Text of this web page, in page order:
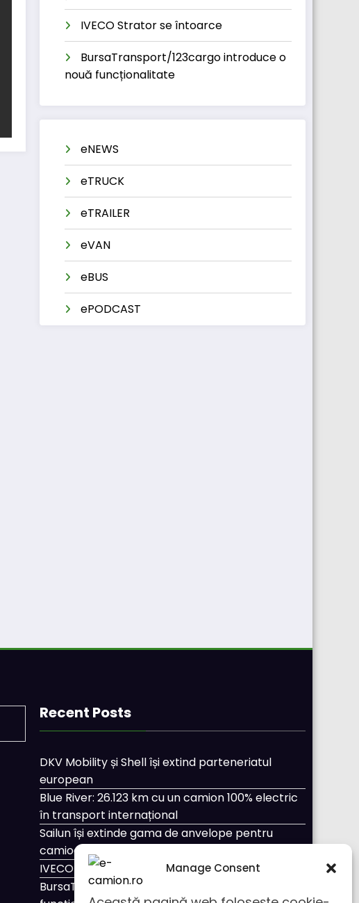
Manage Consent
IVECO Strator se întoarce
BursaTransport/123cargo introduce o
nouă funcționalitate
eNEWS
eTRUCK
eTRAILER
eVAN
eBUS
ePODCAST
Recent Posts
DKV Mobility și Shell își extind parteneriatul
european
Blue River: 26.123 km cu un camion 100% electric
în transport internațional
Sailun își extinde gama de anvelope pentru
camioane
IVECO Strator se întoarce
BursaTransport/123cargo introduce o nouă